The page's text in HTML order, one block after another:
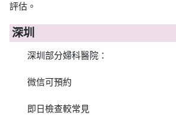
評估。
深圳
深圳部分婦科醫院：
微信可預約
即日檢查較常見